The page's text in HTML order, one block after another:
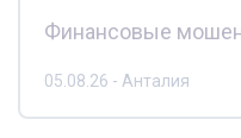
Финансовые
05.08.26 - Анталия